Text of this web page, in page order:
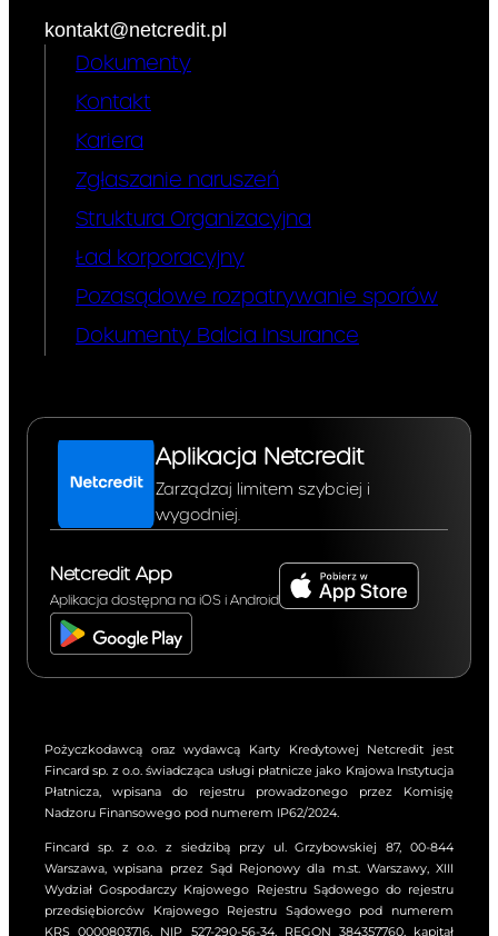
– opis towaru lub usługi:
Wymagane
zabezpieczeni
a kredytu :*
Pan/Pani musiał/a przedstawić
w związku z umową o kredyt
Nie dotyczy
czy umowa o
kredyt
przewiduje
gwarancję
spłaty
całkowitej
wypłaconej
na jej
podstawie:*
Jeżeli zgodnie z
kontakt@netcredit.pl
Dokumenty
Kontakt
Kariera
Zgłaszanie naruszeń
Struktura Organizacyjna
Ład korporacyjny
Pozasądowe rozpatrywanie sporów
Dokumenty Balcia Insurance
Aplikacja Netcredit
Zarządzaj limitem szybciej i
wygodniej.
Netcredit App
Aplikacja dostępna na iOS i Android
Pożyczkodawcą oraz wydawcą Karty Kredytowej Netcredit jest
Fincard sp. z o.o. świadcząca usługi płatnicze jako Krajowa Instytucja
Płatnicza, wpisana do rejestru prowadzonego przez Komisję
Nadzoru Finansowego pod numerem IP62/2024.
Fincard sp. z o.o. z siedzibą przy ul. Grzybowskiej 87, 00-844
Warszawa, wpisana przez Sąd Rejonowy dla m.st. Warszawy, XIII
Wydział Gospodarczy Krajowego Rejestru Sądowego do rejestru
przedsiębiorców Krajowego Rejestru Sądowego pod numerem
KRS 0000803716, NIP 527-290-56-34, REGON 384357760, kapitał